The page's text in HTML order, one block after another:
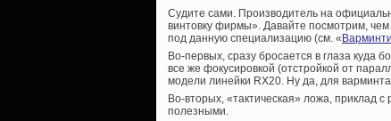
Судите сами. Производитель на
винтовку фирмы». Давайте посмотрим,
под данную специализацию (см. «
Во-первых, сразу бросается в глаза куда
все же фокусировкой (отстройкой от
модели линейки RX20. Ну да, для
Во-вторых, «тактическая» ложа, приклад
полезными.